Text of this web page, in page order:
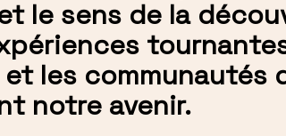
le sens de la
et les communautés
notre avenir.